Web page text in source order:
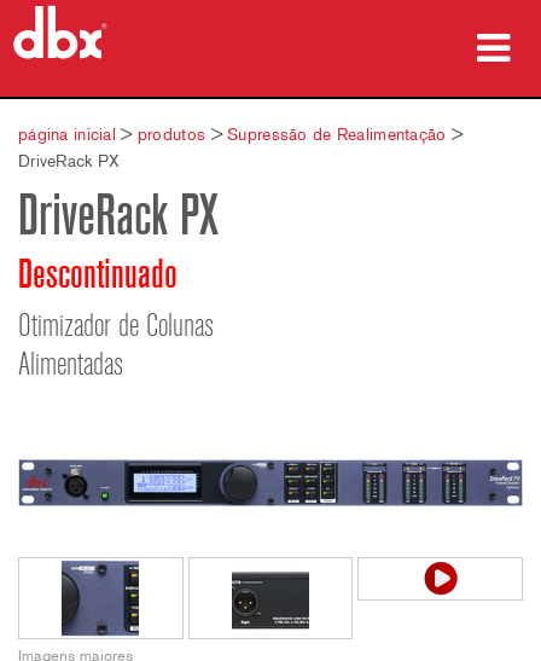
produtos
onde comprar
formação
Idioma/Região
página inicial > produtos >Supressão de Realimentação >
DriveRack PX
DriveRack PX
Descontinuado
Otimizador de Colunas
Alimentadas
Imagens maiores